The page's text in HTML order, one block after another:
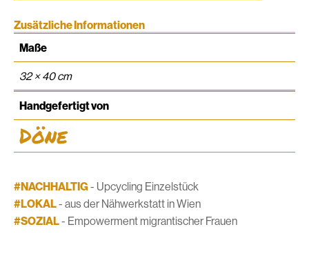
Zusätzliche Informationen
Maße
32 × 40 cm
Handgefertigt von
Döne
#NACHHALTIG- Upcycling Einzelstück
#LOKAL- aus der Nähwerkstatt in Wien
#SOZIAL- Empowerment migrantischer Frauen